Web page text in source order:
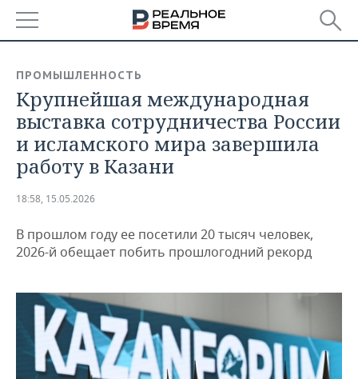
БАШКОРТОСТАН
ТАТАРСТАН
УДМУРТИЯ
НОВОСТИ
АНАЛИТИКА
НОВОСТИ АНАЛИТИКИ
ДЕКЛАРАЦИИ О ДОХОДАХ
КОРОЛИ ГОСЗАКАЗА ПФО
КОМУ ПРИНАДЛЕЖАТ
ТОРГОВЫЕ ЦЕНТРЫ
ТАТАРСТАНА
ЭКОНОМИКА
НОВОСТИ ЭКОНОМИКИ
ФИНАНСЫ
БЮДЖЕТ
ИНВЕСТИЦИИ
ПРОМЫШЛЕННОСТЬ
НОВОСТИ
ПРОМЫШЛЕННОСТИ
АГРОПРОМ
МАШИНОСТРОЕНИЕ
НЕФТЕХИМИЯ
НЕДВИЖИМОСТЬ
НОВОСТИ АВТО
БИЗНЕС
НОВОСТИ БИЗНЕСА
ТЕХНОЛОГИИ
ПРОМЫШЛЕННОСТЬ
Крупнейшая международная
выставка сотрудничества России
и исламского мира завершила
работу в Казани
18:58, 15.05.2026
В прошлом году ее посетили 20 тысяч человек,
2026-й обещает побить прошлогодний рекорд